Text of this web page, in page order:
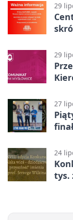
29
29
27
24
tys.